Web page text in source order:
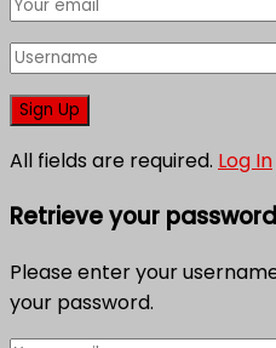
All fields are required. Log In
Retrieve your password
Please enter your
your password.